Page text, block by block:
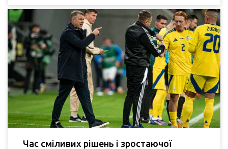
Час сміливих рішень і зростаючої